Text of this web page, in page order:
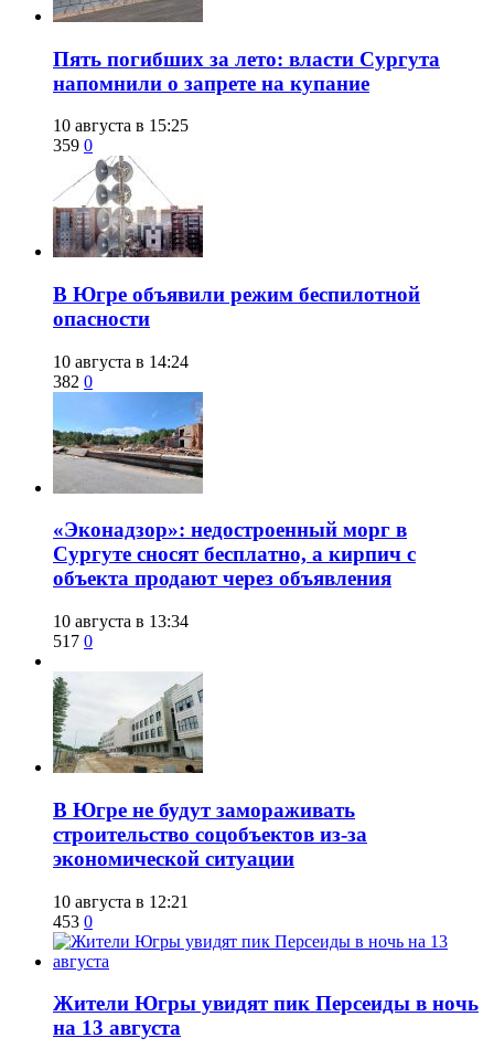
​Пять погибших за лето: власти Сургута
напомнили о запрете на купание
10 августа в 15:25
359 0
В Югре объявили режим беспилотной
опасности
10 августа в 14:24
382 0
​«Эконадзор»: недостроенный морг в
Сургуте сносят бесплатно, а кирпич с
объекта продают через объявления
10 августа в 13:34
517 0
В Югре не будут замораживать
строительство соцобъектов из-за
экономической ситуации
10 августа в 12:21
453 0
​Жители Югры увидят пик Персеиды в ночь
на 13 августа